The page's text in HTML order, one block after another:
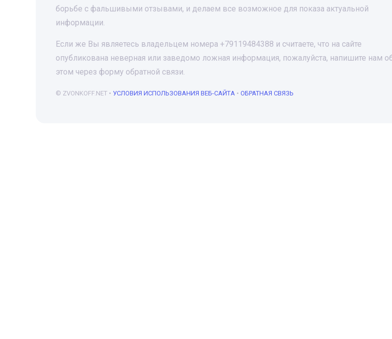
борьбе с фальшивыми отзывами, и делаем все возможное для показа актуальной
информации.
Если же Вы являетесь владельцем номера +79119484388 и считаете, что на сайте
опубликована неверная или заведомо ложная информация, пожалуйста, напишите нам
этом через форму обратной связи.
© ZVONKOFF.NET • УСЛОВИЯ ИСПОЛЬЗОВАНИЯ ВЕБ-САЙТА • ОБРАТНАЯ СВЯЗЬ